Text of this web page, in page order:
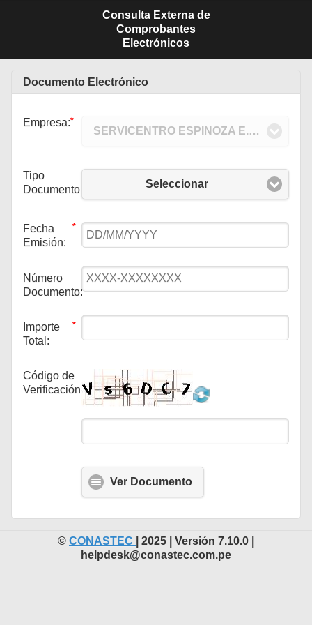
Consulta Externa de
Comprobantes
Electrónicos
Documento Electrónico
Empresa:*
SERVICENTRO ESPINOZA E.I.R.L.
Tipo
Documento:
Seleccionar
Fecha
Emisión:
*
Número
Documento:
Importe
Total:
*
Código de
Verificación:
Ver Documento
© CONASTEC
| 2025 | Versión 7.10.0 |
helpdesk@conastec.com.pe